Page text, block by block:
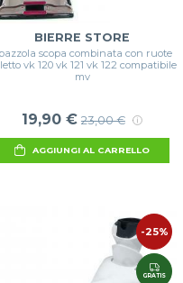
BIERRE STORE
scopa combinata con ruote
vk 120 vk 121 vk 122 compatibile
mv
19,90 € 23,00 €
AGGIUNGI AL CARRELLO
-25%
GRATIS